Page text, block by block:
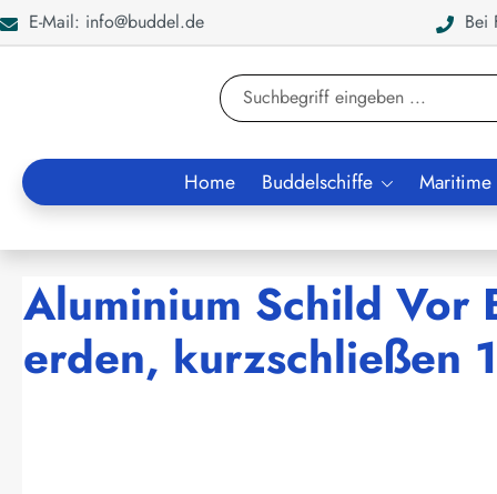
Zur Suche springen
E-Mail: info@buddel.de Bei
Home Buddelschiffe
Aluminium Schild Vor
erden, kurzschließen